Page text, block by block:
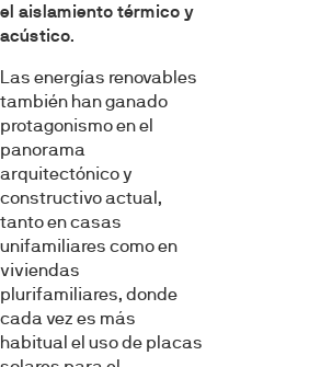
el aislamiento térmico y
acústico.
Las energías renovables
también han ganado
protagonismo en el
panorama
arquitectónico y
constructivo actual,
tanto en casas
unifamiliares como en
viviendas
plurifamiliares, donde
cada vez es más
habitual el uso de placas